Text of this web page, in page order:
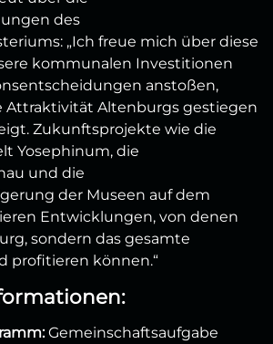
des
„Ich freue mich über diese
kommunalen Investitionen
anstoßen,
Attraktivität Altenburgs gestiegen
Zukunftsprojekte wie die
Yosephinum, die
und die
der Museen auf dem
Entwicklungen, von denen
sondern das gesamte
profitieren können.“
Gemeinschaftsaufgabe